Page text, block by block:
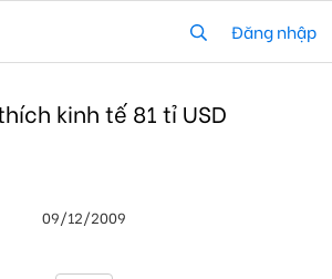
Đăng nhập
kinh tế 81 tỉ USD
09/12/2009